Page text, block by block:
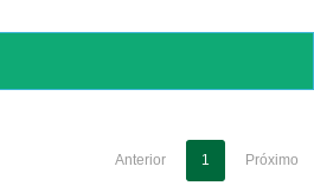
Anterior 1 Próximo